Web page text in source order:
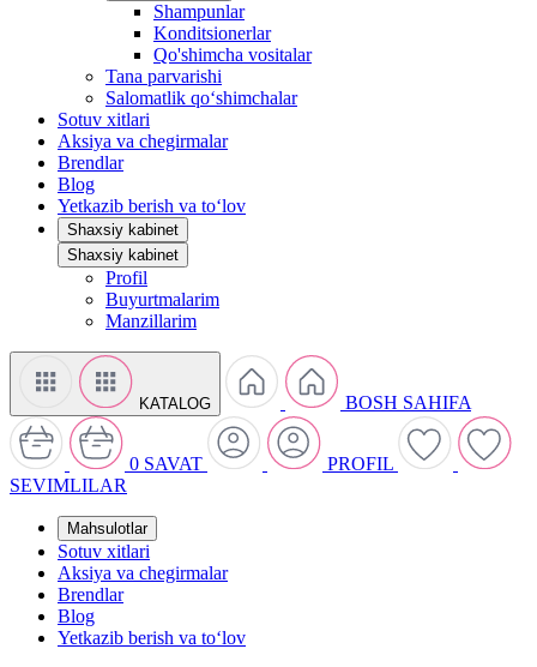
Shampunlar
Konditsionerlar
Qo'shimcha vositalar
Tana parvarishi
Salomatlik qo‘shimchalar
Sotuv xitlari
Aksiya va chegirmalar
Brendlar
Blog
Yetkazib berish va to‘lov
Shaxsiy kabinet
Shaxsiy kabinet
Profil
Buyurtmalarim
Manzillarim
KATALOG BOSH SAHIFA
0 SAVAT
PROFIL
SEVIMLILAR
Mahsulotlar
Sotuv xitlari
Aksiya va chegirmalar
Brendlar
Blog
Yetkazib berish va to‘lov